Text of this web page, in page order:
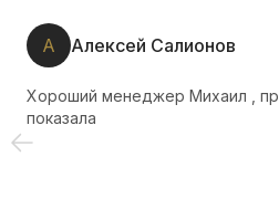
А Алексей Салионов
Хороший менеджер Михаил ,
показала